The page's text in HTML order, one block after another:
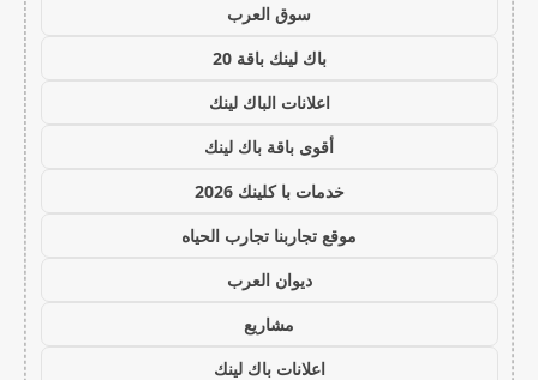
سوق العرب
باك لينك باقة 20
اعلانات الباك لينك
أقوى باقة باك لينك
خدمات با كلينك 2026
موقع تجاربنا تجارب الحياه
ديوان العرب
مشاريع
اعلانات باك لينك